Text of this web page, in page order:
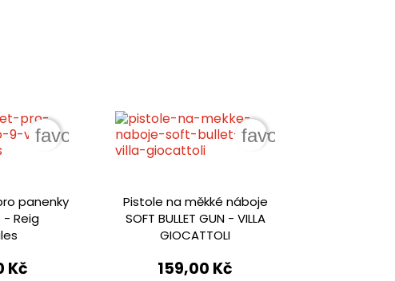
panenky
- Reig
Kč
favorite_border
Pistole na měkké náboje
SOFT BULLET GUN - VILLA
GIOCATTOLI
159,00 Kč
favorite_border